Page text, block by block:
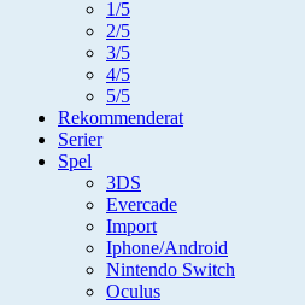
1/5
2/5
3/5
4/5
5/5
Rekommenderat
Serier
Spel
3DS
Evercade
Import
Iphone/Android
Nintendo Switch
Oculus